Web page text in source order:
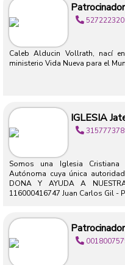
Caleb Alducin Vollrath, nací
ministerio Vida Nueva para el
IGLESIA
Somos una Iglesia Cristiana
Autónoma cuya única
DONA Y AYUDA A
116000416747 Juan Carlos Gil -